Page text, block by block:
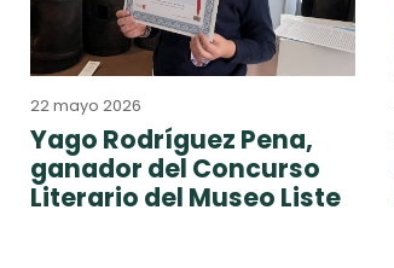
22 mayo 2026
Yago Rodríguez Pena,
ganador del Concurso
Literario del Museo Liste